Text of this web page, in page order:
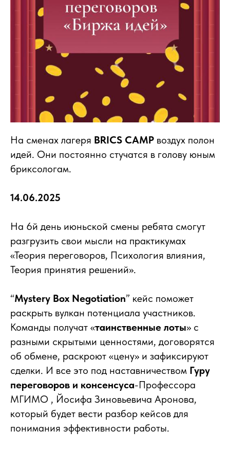
На сменах лагеря BRICS CAMP воздух полон
идей. Они постоянно стучатся в голову юным
бриксологам.
14.06.2025
На 6й день июньской смены ребята смогут
разгрузить свои мысли на практикумах
«Теория переговоров, Психология влияния,
Теория принятия решений».
“Mystery Box Negotiation” кейс поможет
раскрыть вулкан потенциала участников.
Команды получат «таинственные лоты» с
разными скрытыми ценностями, договорятся
об обмене, раскроют «цену» и зафиксируют
сделки. И все это под наставничеством Гуру
переговоров и консенсуса-Профессора
МГИМО , Йосифа Зиновьевича Аронова,
который будет вести разбор кейсов для
понимания эффективности работы.